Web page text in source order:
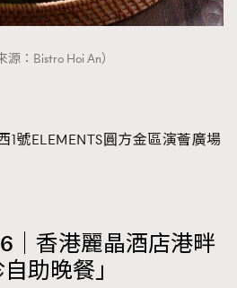
源：Bistro Hoi An）
號ELEMENTS圓方金區演薈廣場
｜香港麗晶酒店港畔
助晚餐」